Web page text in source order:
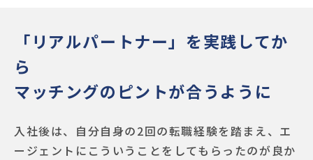
「リアルパートナー」を実践してか
ら
マッチングのピントが合うように
入社後は、自分自身の2回の転職経験を踏まえ、エ
ージェントにこういうことをしてもらったのが良か